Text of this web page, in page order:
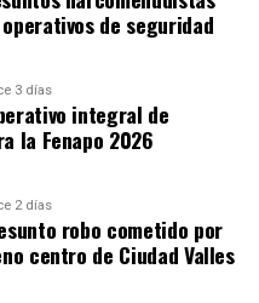
dividida en tres líneas
Latinoamérica
se encuentran la
Camarena, el
Alonso Arreola, la
de British Council,
de seguridad
3 días
integral de
la Fenapo 2026
2 días
robo cometido por
centro de Ciudad Valles